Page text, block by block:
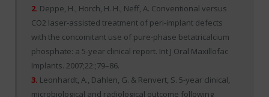
2. Deppe, H., Horch, H. H., Neff, A. Conventional versus
CO2 laser-assisted treatment of peri-implant defects
with the concomitant use of pure-phase betatricalcium
phosphate: a 5-year clinical report. Int J Oral Maxillofac
Implants. 2007;22:;79–86.
3. Leonhardt, A., Dahlen, G. & Renvert, S. 5-year clinical,
microbiological and radiological outcome following